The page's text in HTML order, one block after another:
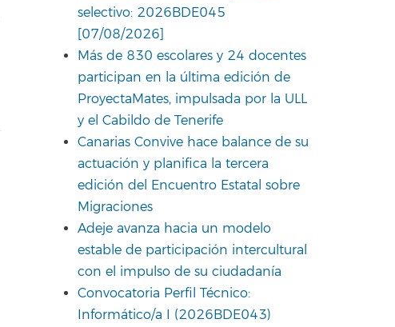
selectivo: 2026BDE045
[07/08/2026]
Más de 830 escolares y 24 docentes
participan en la última edición de
ProyectaMates, impulsada por la ULL
y el Cabildo de Tenerife
Canarias Convive hace balance de su
actuación y planifica la tercera
edición del Encuentro Estatal sobre
Migraciones
Adeje avanza hacia un modelo
estable de participación intercultural
con el impulso de su ciudadanía
Convocatoria Perfil Técnico:
Informático/a I (2026BDE043)